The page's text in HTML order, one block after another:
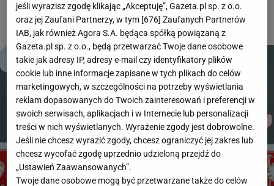
jeśli wyrazisz zgodę klikając „Akceptuję”, Gazeta.pl sp. z o.o.
oraz jej Zaufani Partnerzy, w tym [676] Zaufanych Partnerów
IAB, jak również Agora S.A. będąca spółką powiązaną z
Gazeta.pl sp. z o.o., będą przetwarzać Twoje dane osobowe
takie jak adresy IP, adresy e-mail czy identyfikatory plików
cookie lub inne informacje zapisane w tych plikach do celów
marketingowych, w szczególności na potrzeby wyświetlania
reklam dopasowanych do Twoich zainteresowań i preferencji w
swoich serwisach, aplikacjach i w Internecie lub personalizacji
treści w nich wyświetlanych. Wyrażenie zgody jest dobrowolne.
Jeśli nie chcesz wyrazić zgody, chcesz ograniczyć jej zakres lub
chcesz wycofać zgodę uprzednio udzieloną przejdź do
„Ustawień Zaawansowanych”.
Twoje dane osobowe mogą być przetwarzane także do celów